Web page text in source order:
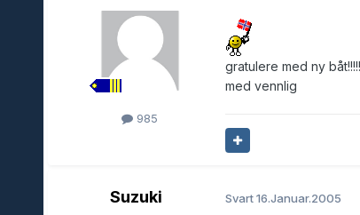
985
gratulere med ny
med vennlig
Suzuki Svart16.Januar.2005